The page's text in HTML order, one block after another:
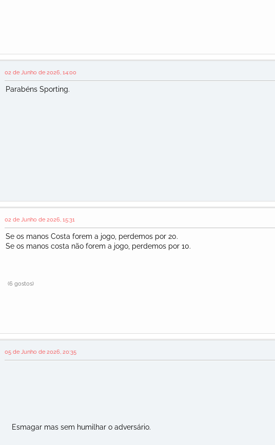
02 de Junho de 2026, 14:00
Parabéns Sporting.
02 de Junho de 2026, 15:31
Se os manos Costa forem a jogo, perdemos por 20.
Se os manos costa não forem a jogo, perdemos por 10.
(6 gostos)
05 de Junho de 2026, 20:35
Esmagar mas sem humilhar o adversário.